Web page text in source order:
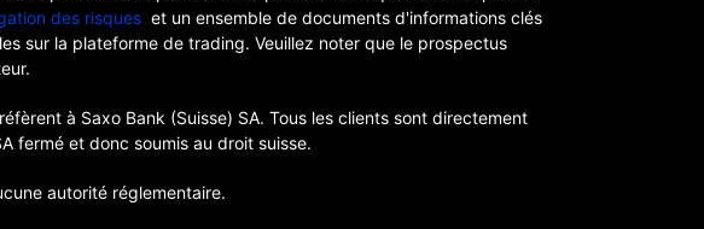
des risques et un ensemble de documents d'informations clés
sur la plateforme de trading. Veuillez noter que le prospectus
à Saxo Bank (Suisse) SA. Tous les clients sont directement
fermé et donc soumis au droit suisse.
autorité réglementaire.